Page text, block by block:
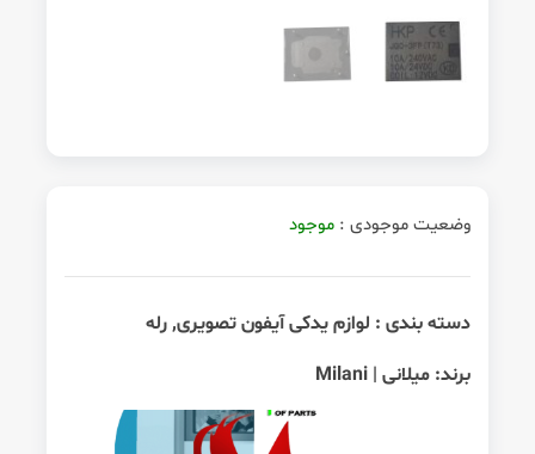
وضعیت موجودی : موجود
دسته بندی : لوازم یدکی آیفون تصویری,رله
برند: میلانی | Milani